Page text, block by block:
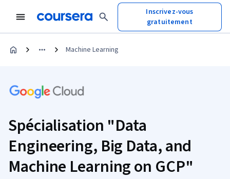
Inscrivez-vous
gratuitement
Machine Learning
Spécialisation "Data
Engineering, Big Data, and
Machine Learning on GCP"